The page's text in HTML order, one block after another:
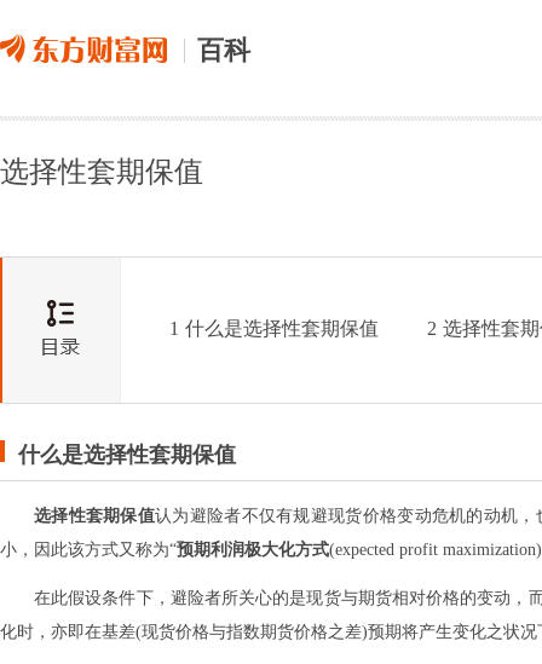
百科
选择性套期保值
1 什么是选择性套期保值 2 选择性套
什么是选择性套期保值
选择性套期保值认为避险者不仅有规避现货价格变动危机的动机
小，因此该方式又称为“预期利润极大化方式(expected profit
在此假设条件下，避险者所关心的是现货与期货相对价格的变动
化时，亦即在基差(现货价格与指数期货价格之差)预期将产生变化之状